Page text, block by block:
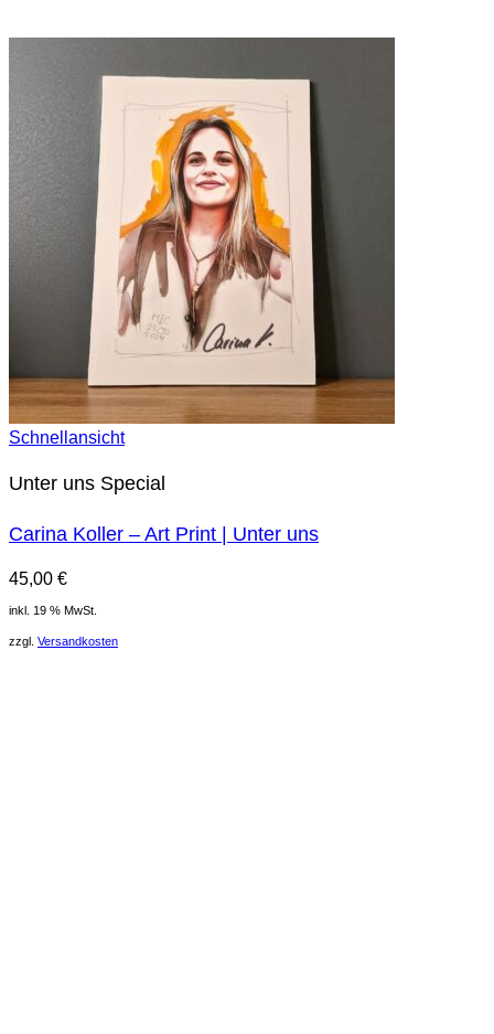
Schnellansicht
Unter uns Special
Carina Koller – Art Print | Unter uns
45,00 €
inkl. 19 % MwSt.
zzgl. Versandkosten